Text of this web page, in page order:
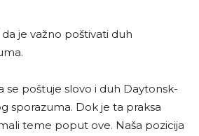
je važno poštivati duh
se poštuje slovo i duh Daytonsk-
sporazuma. Dok je ta praksa
teme poput ove. Naša pozicija